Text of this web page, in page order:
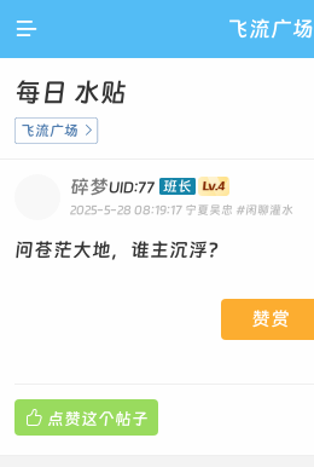
 飞流广场
每日 水贴
飞流广场 
碎梦UID:77 班长
2025-5-28 08:19:17 宁夏吴忠 #闲聊灌水
问苍茫大地，谁主沉浮？
赞赏
 点赞这个帖子